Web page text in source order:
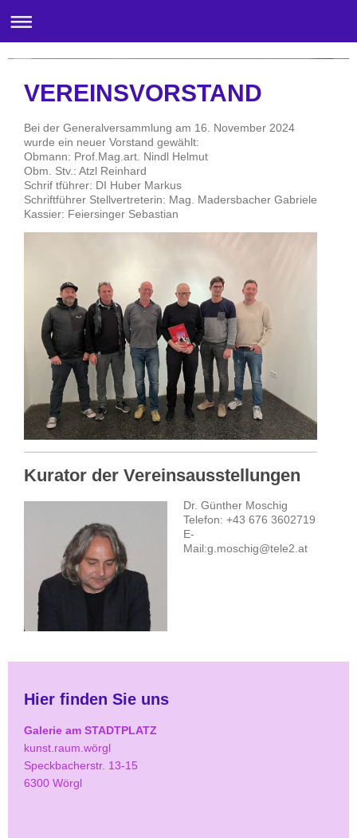
VEREINSVORSTAND
Bei der Generalversammlung am 16. November 2024
wurde ein neuer Vorstand gewählt:
Obmann: Prof.Mag.art. Nindl Helmut
Obm. Stv.: Atzl Reinhard
Schrif tführer: DI Huber Markus
Schriftführer Stellvertreterin: Mag. Madersbacher Gabriele
Kassier: Feiersinger Sebastian
Kurator der Vereinsausstellungen
Dr. Günther Moschig
Telefon: +43 676 3602719
E-
Mail:g.moschig@tele2.at
Hier finden Sie uns
Galerie am STADTPLATZ
kunst.raum.wörgl
Speckbacherstr. 13-15
6300 Wörgl